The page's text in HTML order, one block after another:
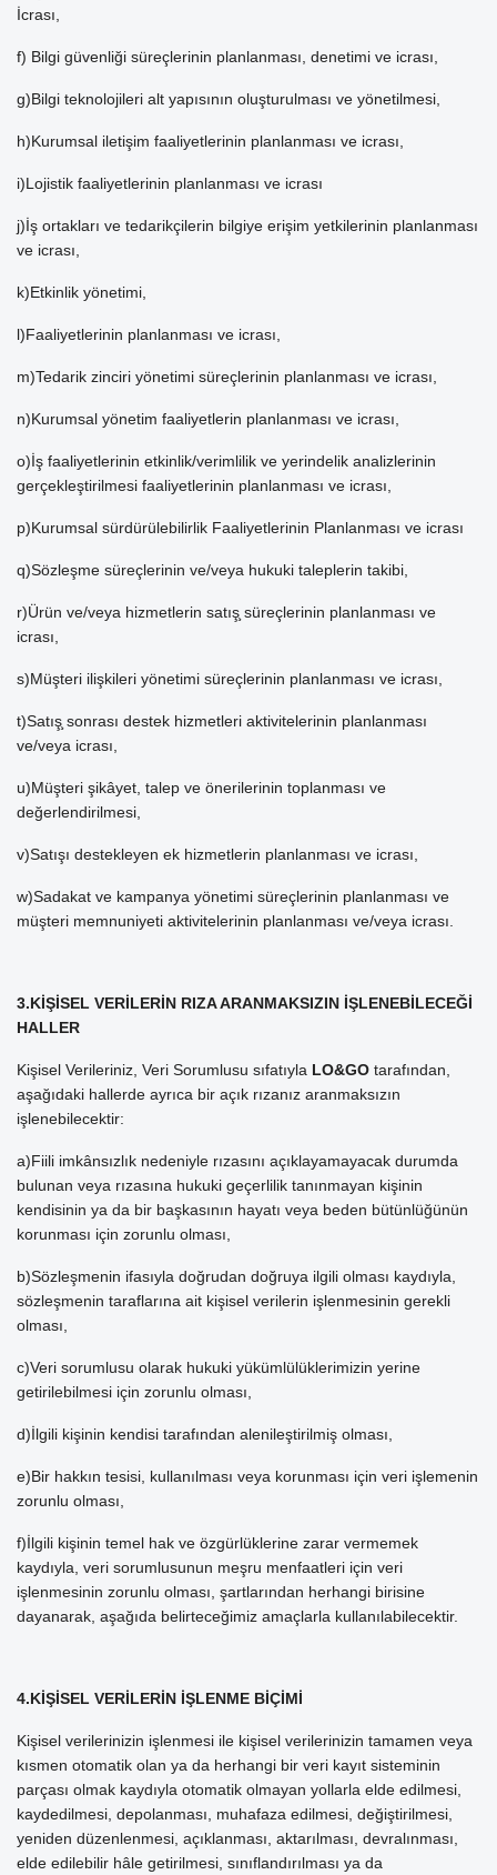
İcrası,
f) Bilgi güvenliği süreçlerinin planlanması, denetimi ve icrası,
g)Bilgi teknolojileri alt yapısının oluşturulması ve yönetilmesi,
h)Kurumsal iletişim faaliyetlerinin planlanması ve icrası,
i)Lojistik faaliyetlerinin planlanması ve icrası
j)İş ortakları ve tedarikçilerin bilgiye erişim yetkilerinin planlanması
ve icrası,
k)Etkinlik yönetimi,
l)Faaliyetlerinin planlanması ve icrası,
m)Tedarik zinciri yönetimi süreçlerinin planlanması ve icrası,
n)Kurumsal yönetim faaliyetlerin planlanması ve icrası,
o)İş faaliyetlerinin etkinlik/verimlilik ve yerindelik analizlerinin
gerçekleştirilmesi faaliyetlerinin planlanması ve icrası,
p)Kurumsal sürdürülebilirlik Faaliyetlerinin Planlanması ve icrası
q)Sözleşme süreçlerinin ve/veya hukuki taleplerin takibi,
r)Ürün ve/veya hizmetlerin satış̧ süreçlerinin planlanması ve
icrası,
s)Müşteri ilişkileri yönetimi süreçlerinin planlanması ve icrası,
t)Satış̧ sonrası destek hizmetleri aktivitelerinin planlanması
ve/veya icrası,
u)Müşteri şikâyet, talep ve önerilerinin toplanması ve
değerlendirilmesi,
v)Satışı destekleyen ek hizmetlerin planlanması ve icrası,
w)Sadakat ve kampanya yönetimi süreçlerinin planlanması ve
müşteri memnuniyeti aktivitelerinin planlanması ve/veya icrası.
3.KİŞİSEL VERİLERİN RIZA ARANMAKSIZIN İŞLENEBİLECEĞİ
HALLER
Kişisel Verileriniz, Veri Sorumlusu sıfatıyla LO&GO tarafından,
aşağıdaki hallerde ayrıca bir açık rızanız aranmaksızın
işlenebilecektir:
a)Fiili imkânsızlık nedeniyle rızasını açıklayamayacak durumda
bulunan veya rızasına hukuki geçerlilik tanınmayan kişinin
kendisinin ya da bir başkasının hayatı veya beden bütünlüğünün
korunması için zorunlu olması,
b)Sözleşmenin ifasıyla doğrudan doğruya ilgili olması kaydıyla,
sözleşmenin taraflarına ait kişisel verilerin işlenmesinin gerekli
olması,
c)Veri sorumlusu olarak hukuki yükümlülüklerimizin yerine
getirilebilmesi için zorunlu olması,
d)İlgili kişinin kendisi tarafından alenileştirilmiş olması,
e)Bir hakkın tesisi, kullanılması veya korunması için veri işlemenin
zorunlu olması,
f)İlgili kişinin temel hak ve özgürlüklerine zarar vermemek
kaydıyla, veri sorumlusunun meşru menfaatleri için veri
işlenmesinin zorunlu olması, şartlarından herhangi birisine
dayanarak, aşağıda belirteceğimiz amaçlarla kullanılabilecektir.
4.KİŞİSEL VERİLERİN İŞLENME BİÇİMİ
Kişisel verilerinizin işlenmesi ile kişisel verilerinizin tamamen veya
kısmen otomatik olan ya da herhangi bir veri kayıt sisteminin
parçası olmak kaydıyla otomatik olmayan yollarla elde edilmesi,
kaydedilmesi, depolanması, muhafaza edilmesi, değiştirilmesi,
yeniden düzenlenmesi, açıklanması, aktarılması, devralınması,
elde edilebilir hâle getirilmesi, sınıflandırılması ya da